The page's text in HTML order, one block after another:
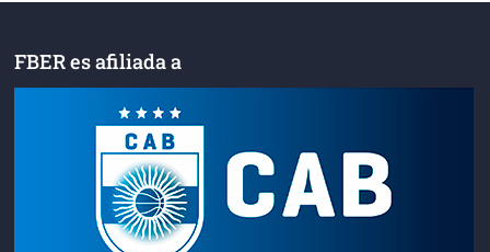
FBER es afiliada a